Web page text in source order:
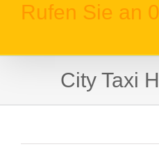
Rufen Sie an
City Taxi